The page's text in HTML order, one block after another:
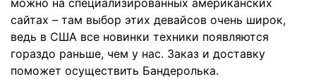
можно на специализированных американских
сайтах – там выбор этих девайсов очень широк,
ведь в США все новинки техники появляются
гораздо раньше, чем у нас. Заказ и доставку
поможет осуществить Бандеролька.